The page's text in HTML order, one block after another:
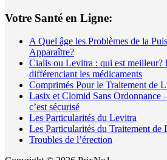
Votre Santé en Ligne:
A Quel âge les Problèmes de la
Apparaître?
Cialis ou Levitra : qui est meilleur?
différenciant les médicaments
Comprimés Pour le Traitement de
Lasix et Clomid Sans Ordonnance
c’est sécurisé
Les Particularités du Levitra
Les Particularités du Traitement de
Troubles de l’érection